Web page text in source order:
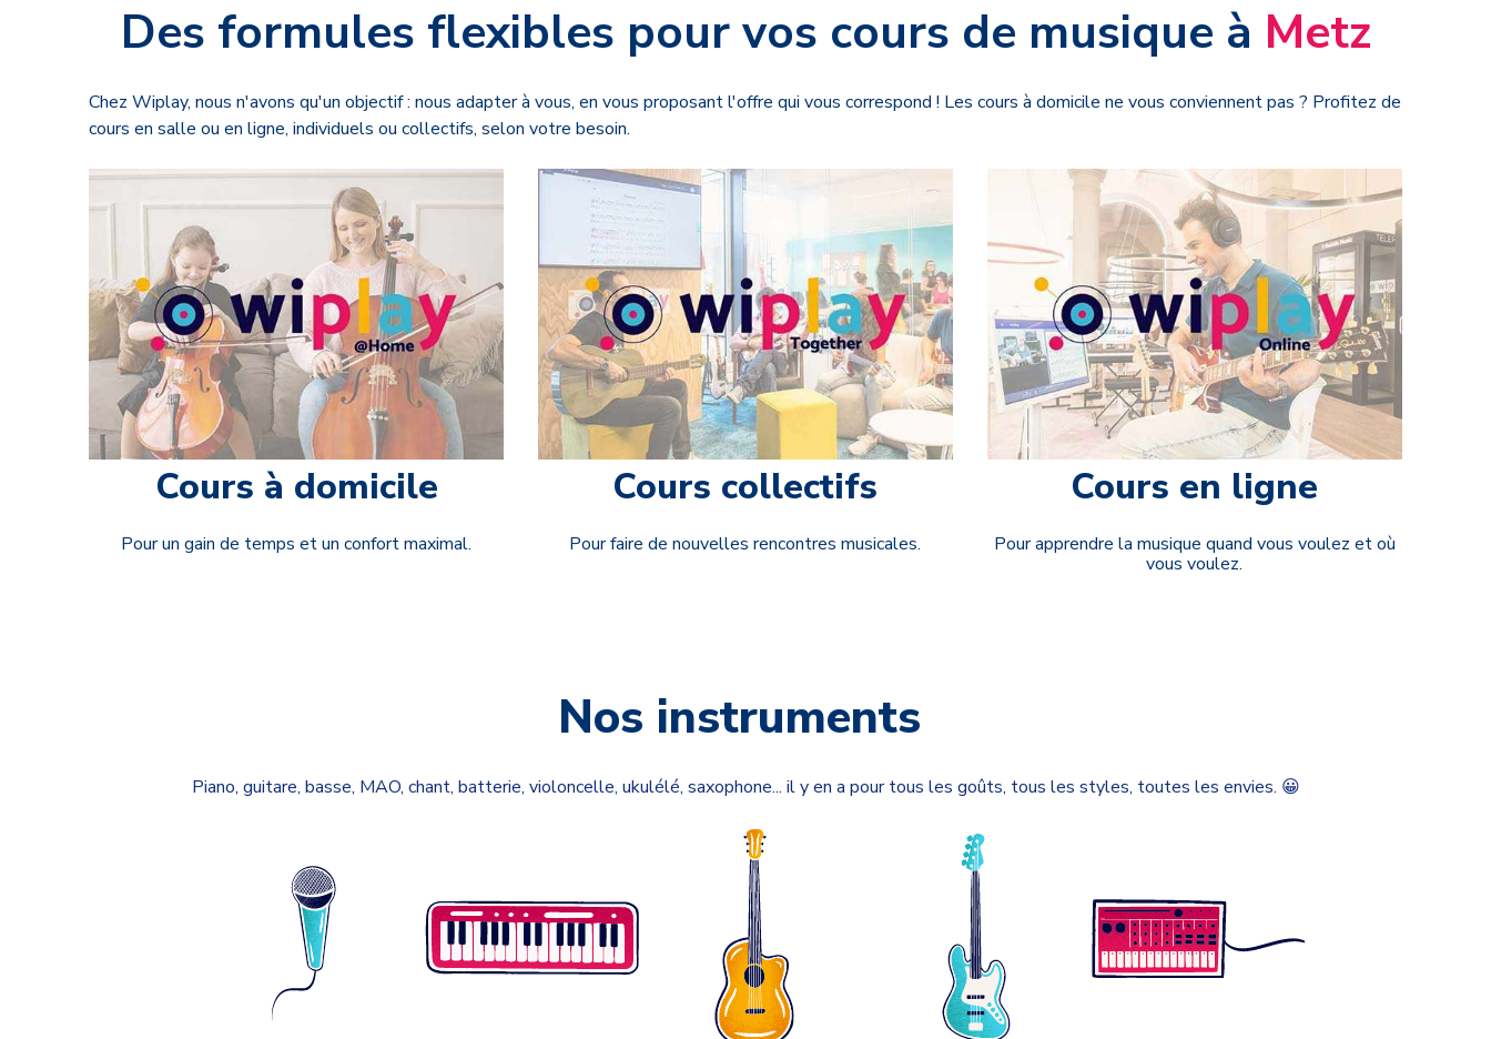
Des formules flexibles pour vos cours de musique à Metz
Chez Wiplay, nous n'avons qu'un objectif : nous adapter à vous, en vous proposant l'offre qui vous correspond ! Les cours à domicile ne vous conviennent pas ? Profitez de
cours en salle ou en ligne, individuels ou collectifs, selon votre besoin.
Cours à domicile
Pour un gain de temps et un confort maximal.
Cours collectifs
Pour faire de nouvelles rencontres musicales.
Cours en ligne
Pour apprendre la musique quand vous voulez et où
vous voulez.
Nos instruments
Piano, guitare, basse, MAO, chant, batterie, violoncelle, ukulélé, saxophone... il y en a pour tous les goûts, tous les styles, toutes les envies. 😀